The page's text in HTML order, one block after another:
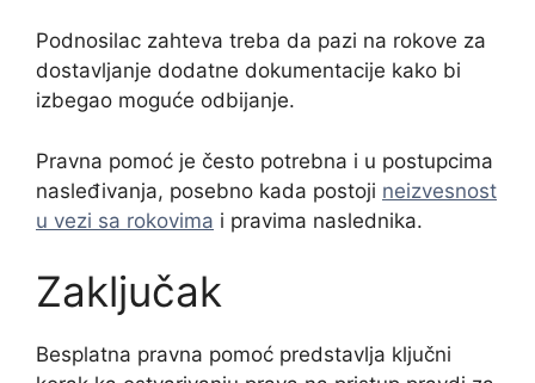
Podnosilac zahteva treba da pazi na rokove za
dostavljanje dodatne dokumentacije kako bi
izbegao moguće odbijanje.
Pravna pomoć je često potrebna i u postupcima
nasleđivanja, posebno kada postoji neizvesnost
u vezi sa rokovima i pravima naslednika.
Zaključak
Besplatna pravna pomoć predstavlja ključni